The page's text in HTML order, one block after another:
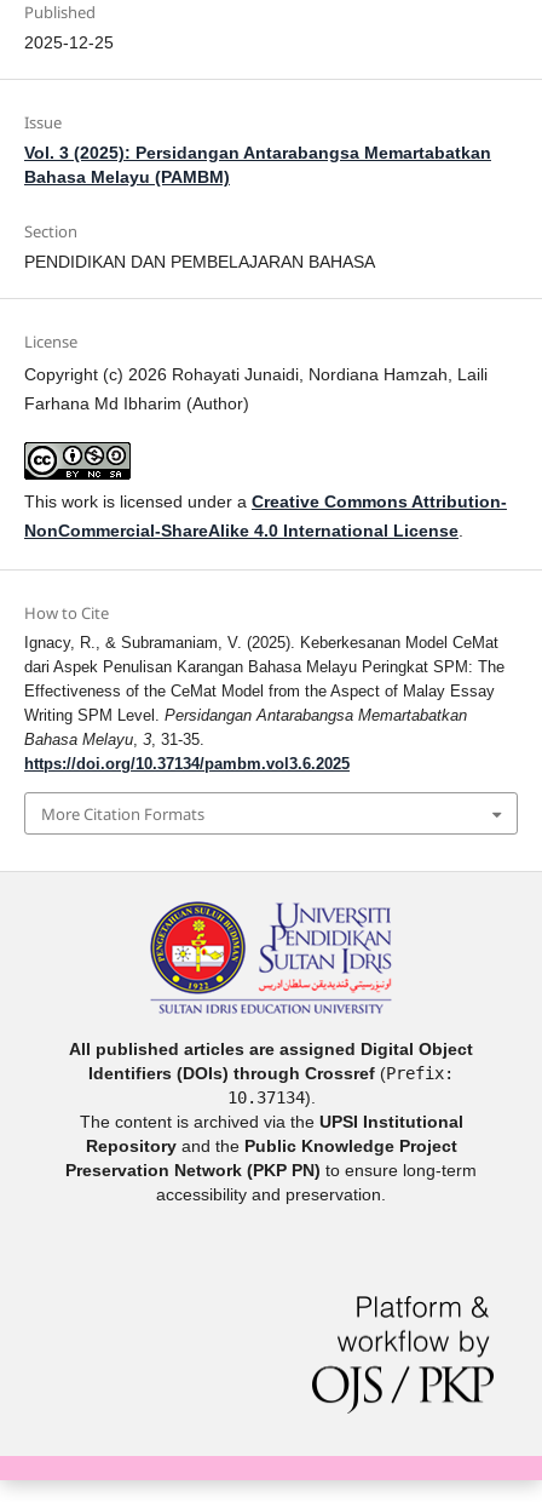
Published
2025-12-25
Issue
Vol. 3 (2025): Persidangan Antarabangsa Memartabatkan
Bahasa Melayu (PAMBM)
Section
PENDIDIKAN DAN PEMBELAJARAN BAHASA
License
Copyright (c) 2026 Rohayati Junaidi, Nordiana Hamzah, Laili
Farhana Md Ibharim (Author)
This work is licensed under a Creative Commons Attribution-
NonCommercial-ShareAlike 4.0 International License.
How to Cite
Ignacy, R., & Subramaniam, V. (2025). Keberkesanan Model CeMat
dari Aspek Penulisan Karangan Bahasa Melayu Peringkat SPM: The
Effectiveness of the CeMat Model from the Aspect of Malay Essay
Writing SPM Level. Persidangan Antarabangsa Memartabatkan
Bahasa Melayu, 3, 31-35.
https://doi.org/10.37134/pambm.vol3.6.2025
More Citation Formats
All published articles are assigned Digital Object
Identifiers (DOIs) through Crossref (Prefix:
10.37134).
The content is archived via the UPSI Institutional
Repositoryand the Public Knowledge Project
Preservation Network (PKP PN) to ensure long-term
accessibility and preservation.